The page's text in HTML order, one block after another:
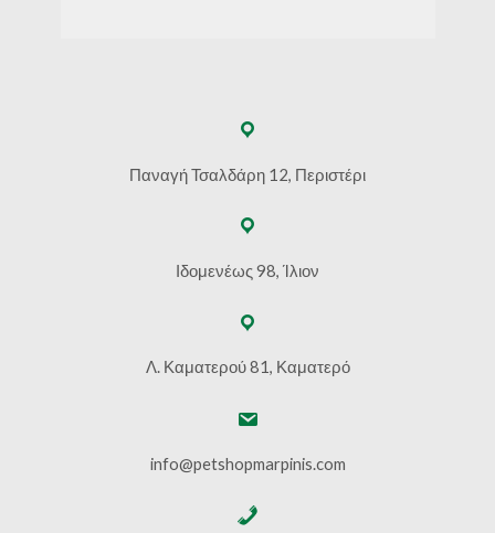
Παναγή Τσαλδάρη 12, Περιστέρι
Ιδομενέως 98, Ίλιον
Λ. Καματερού 81, Καματερό
info@petshopmarpinis.com